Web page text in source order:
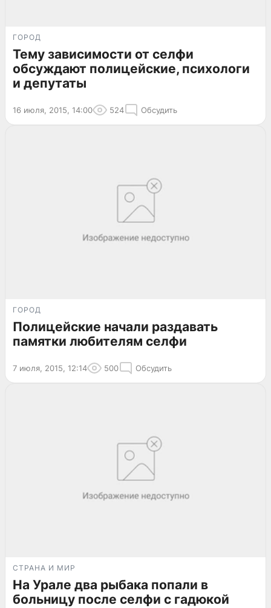
ГОРОД
Тему зависимости от селфи
обсуждают полицейские, психологи
и депутаты
16 июля, 2015, 14:00 524 Обсудить
ГОРОД
Полицейские начали раздавать
памятки любителям селфи
7 июля, 2015, 12:14 500 Обсудить
СТРАНА И МИР
На Урале два рыбака попали в
больницу после селфи с гадюкой